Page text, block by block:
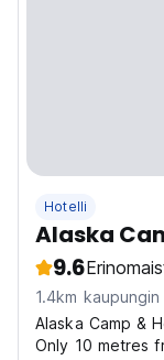
Hotelli
Alaska
9.6
1.4km
Alaska Camp &
Only 10 metres